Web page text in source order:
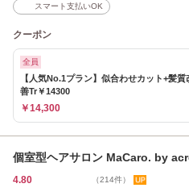
スマート支払いOK
クーポン
全員
【人気No.1プラン】似合わせカット+髪
善Tr￥14300
￥14,300
個室型ヘアサロン MaCaro. by
4.80 （214件）